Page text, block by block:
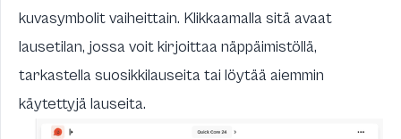
kuvasymbolit vaiheittain. Klikkaamalla sitä avaat
lausetilan, jossa voit kirjoittaa näppäimistöllä,
tarkastella suosikkilauseita tai löytää aiemmin
käytettyjä lauseita.